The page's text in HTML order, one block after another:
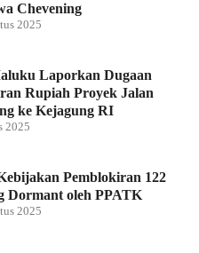
Chevening
2025
Laporkan Dugaan
Rupiah Proyek Jalan
ke Kejagung RI
2025
Pemblokiran 122
Dormant oleh PPATK
2025